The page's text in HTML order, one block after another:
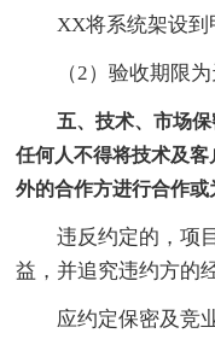
XX将系统架设到
（2）验收期限为
五、技术、市场
任何人不得将技术及
外的合作方进行合作或
违反约定的，项目
益，并追究违约方的
应约定保密及竞业